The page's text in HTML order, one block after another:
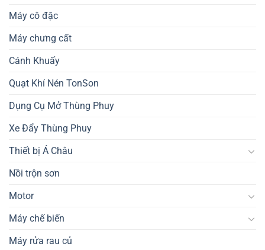
Máy cô đặc
Máy chưng cất
Cánh Khuấy
Quạt Khí Nén TonSon
Dụng Cụ Mở Thùng Phuy
Xe Đẩy Thùng Phuy
Thiết bị Á Châu
Nồi trộn sơn
Motor
Máy chế biến
Máy rửa rau củ